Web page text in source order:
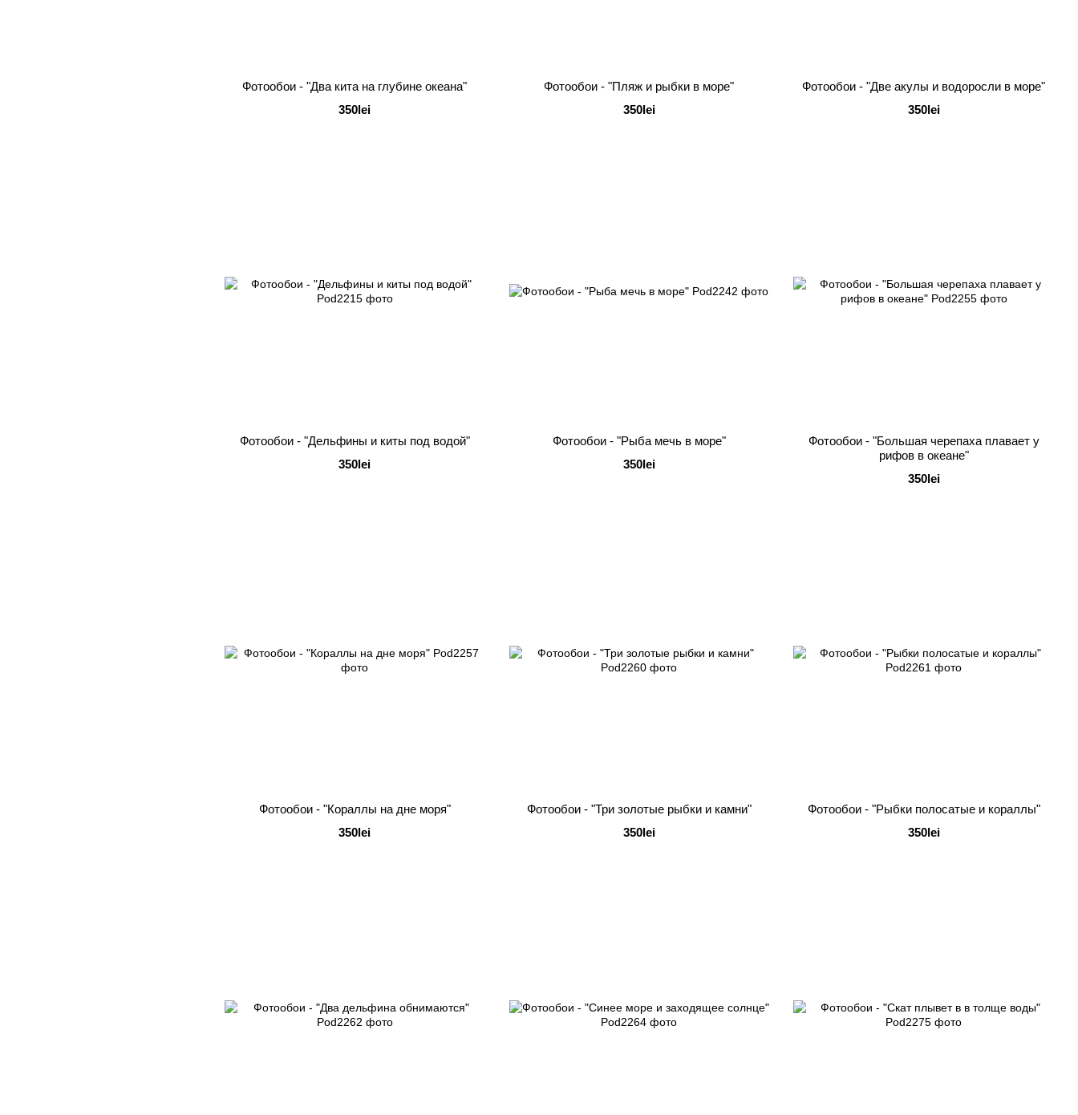
Фотообои - "Два кита на глубине океана"
350lei
Фотообои - "Пляж и рыбки в море"
350lei
Фотообои - "Две акулы и водоросли в море"
350lei
Фотообои - "Дельфины и киты под водой"
350lei
Фотообои - "Рыба мечь в море"
350lei
Фотообои - "Большая черепаха плавает у
рифов в океане"
350lei
Фотообои - "Кораллы на дне моря"
350lei
Фотообои - "Три золотые рыбки и камни"
350lei
Фотообои - "Рыбки полосатые и кораллы"
350lei